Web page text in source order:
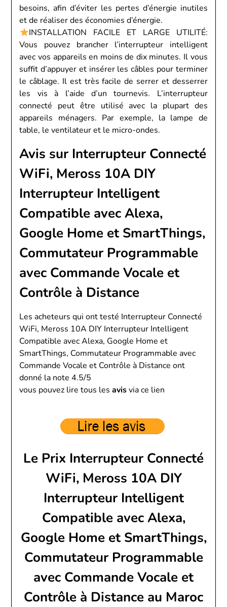
besoins, afin d’éviter les pertes d’énergie inutiles
et de réaliser des économies d’énergie.
INSTALLATION FACILE ET LARGE UTILITÉ:
Vous pouvez brancher l’interrupteur intelligent
avec vos appareils en moins de dix minutes. Il vous
suffit d’appuyer et insérer les câbles pour terminer
le câblage. Il est très facile de serrer et desserrer
les vis à l’aide d’un tournevis. L’interrupteur
connecté peut être utilisé avec la plupart des
appareils ménagers. Par exemple, la lampe de
table, le ventilateur et le micro-ondes.
Avis sur Interrupteur Connecté
WiFi, Meross 10A DIY
Interrupteur Intelligent
Compatible avec Alexa,
Google Home et SmartThings,
Commutateur Programmable
avec Commande Vocale et
Contrôle à Distance
Les acheteurs qui ont testé Interrupteur Connecté
WiFi, Meross 10A DIY Interrupteur Intelligent
Compatible avec Alexa, Google Home et
SmartThings, Commutateur Programmable avec
Commande Vocale et Contrôle à Distance ont
donné la note 4.5/5
vous pouvez lire tous lesavisvia ce lien
Le Prix Interrupteur Connecté
WiFi, Meross 10A DIY
Interrupteur Intelligent
Compatible avec Alexa,
Google Home et SmartThings,
Commutateur Programmable
avec Commande Vocale et
Contrôle à Distance au Maroc